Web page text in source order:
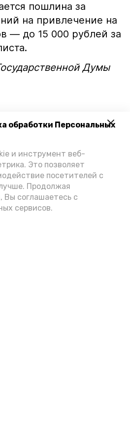
обработки Персональных
и инструмент веб-
Это позволяет
посетителей с
Продолжая
Вы соглашаетесь с
сервисов.
пошлина за
на привлечение на
— до 15 000 рублей за
Думы
А24 в Вконтакте